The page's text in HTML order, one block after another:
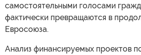
самостоятельными голосами
фактически превращаются в
Евросоюза.
Анализ финансируемых проектов